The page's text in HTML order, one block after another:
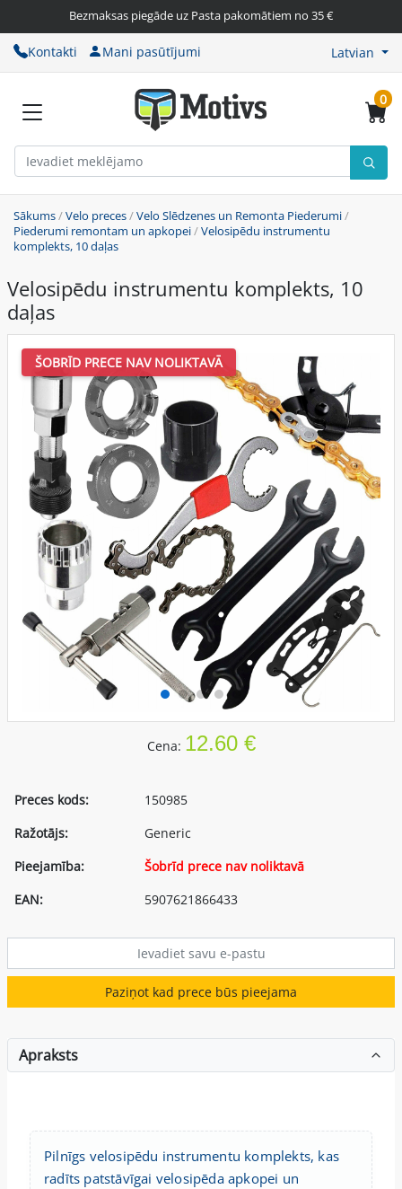
Bezmaksas piegāde uz Pasta pakomātiem no 35 €
Kontakti Mani pasūtījumi Latvian
0
Sākums/Velo preces/Velo Slēdzenes un Remonta Piederumi/
Piederumi remontam un apkopei/Velosipēdu instrumentu
komplekts, 10 daļas
Velosipēdu instrumentu komplekts, 10
daļas
ŠOBRĪD PRECE NAV NOLIKTAVĀ
Cena: 12.60 €
Preces kods:
150985
Ražotājs:
Generic
Pieejamība:
Šobrīd prece nav noliktavā
EAN:
5907621866433
Paziņot kad prece būs pieejama
Apraksts
Pilnīgs velosipēdu instrumentu komplekts, kas
radīts patstāvīgai velosipēda apkopei un